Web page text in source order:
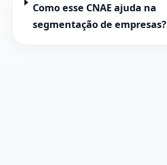
Como esse CNAE ajuda na
segmentação de empresas?